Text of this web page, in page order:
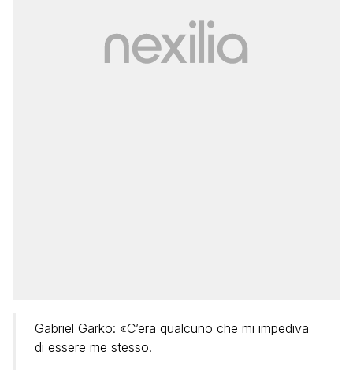
Gabriel Garko: «C’era qualcuno che mi impediva
di essere me stesso.